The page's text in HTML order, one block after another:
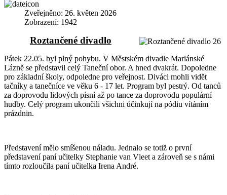
Zveřejněno: 26. květen 2026
Zobrazení: 1942
Roztančené divadlo
Pátek 22.05. byl plný pohybu. V Městském divadle Mariánské
Lázně se představil celý Taneční obor. A hned dvakrát. Dopoledne
pro základní školy, odpoledne pro veřejnost. Diváci mohli vidět
tačníky a tanečníce ve věku 6 - 17 let. Program byl pestrý. Od tanců
za doprovodu lidových písní až po tance za doprovodu populární
hudby. Celý program ukončili všichni účinkují na pódiu vítáním
prázdnin.
Představení mělo smíšenou náladu. Jednalo se totiž o první
představení paní učitelky Stephanie van Vleet a zároveň se s námi
tímto rozloučila paní učitelka Irena André.